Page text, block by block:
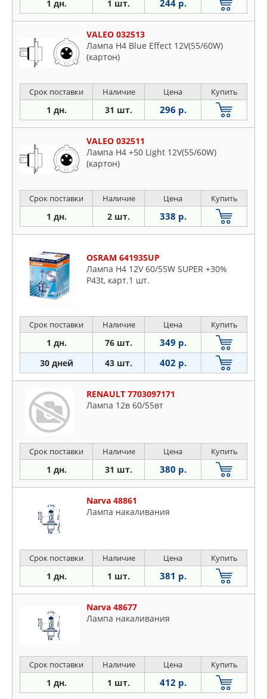
1 дн. 1 шт. 244 р.
VALEO 032513
Лампа H4 Blue Effect 12V(55/60W)
(картон)
Срок поставки Наличие Цена Купить
1 дн. 31 шт. 296 р.
VALEO 032511
Лампа H4 +50 Light 12V(55/60W)
(картон)
Срок поставки Наличие Цена Купить
1 дн. 2 шт. 338 р.
OSRAM 64193SUP
Лампа H4 12V 60/55W SUPER +30%
P43t, карт.1 шт.
Срок поставки Наличие Цена Купить
1 дн. 76 шт. 349 р.
30 дней 43 шт. 402 р.
RENAULT 7703097171
Лампа 12в 60/55вт
Срок поставки Наличие Цена Купить
1 дн. 31 шт. 380 р.
Narva 48861
Лампа накаливания
Срок поставки Наличие Цена Купить
1 дн. 1 шт. 381 р.
Narva 48677
Лампа накаливания
Срок поставки Наличие Цена Купить
1 дн. 1 шт. 412 р.